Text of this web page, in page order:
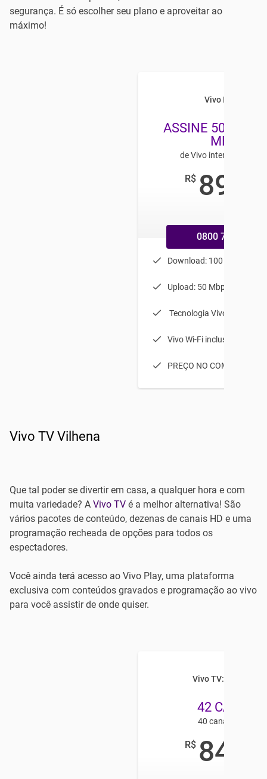
segurança. É só escolher seu plano e aproveitar ao
máximo!
Vivo Internet
ASSINE 50 E
MEGA
de Vivo internet no
R$ 89
0800 770 9800
Download: 100 Mbps
Upload: 50 Mbps
Tecnologia Vivo Fibra
Vivo Wi-Fi incluso
PREÇO NO COMBO
Vivo TV Vilhena
Que tal poder se divertir em casa, a qualquer hora e com
muita variedade? A Vivo TV é a melhor alternativa! São
vários pacotes de conteúdo, dezenas de canais HD e uma
programação recheada de opções para todos os
espectadores.
Você ainda terá acesso ao Vivo Play, uma plataforma
exclusiva com conteúdos gravados e programação ao vivo
para você assistir de onde quiser.
Vivo TV: SUPER HD
42 CANAIS
40 canais em HD
R$ 84